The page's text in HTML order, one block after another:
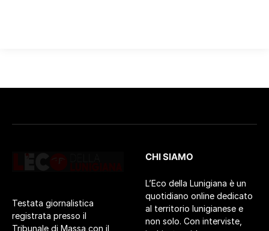
Testata giornalistica
registrata presso il
Tribunale di Massa con il
CHI SIAMO
L’Eco della Lunigiana è un
quotidiano online dedicato
al territorio lunigianese e
non solo. Con interviste,